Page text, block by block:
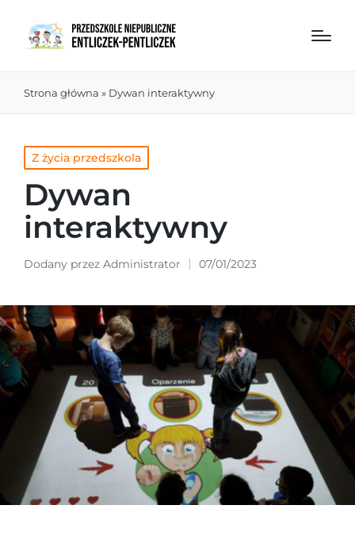
Strona główna » Dywan interaktywny
Z życia przedszkola
Dywan
interaktywny
Dodany przez Administrator 07/01/2023